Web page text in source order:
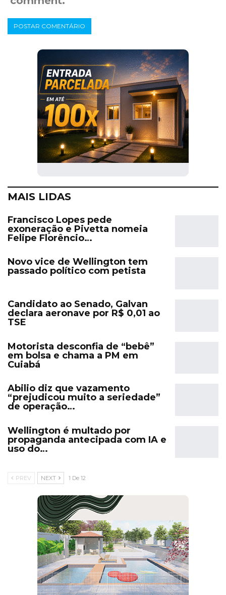
MAIS LIDAS
Francisco Lopes pede
exoneração e Pivetta nomeia
Felipe Florêncio…
Novo vice de Wellington tem
passado político com petista
Candidato ao Senado, Galvan
declara aeronave por R$ 0,01 ao
TSE
Motorista desconfia de “bebê”
em bolsa e chama a PM em
Cuiabá
Abilio diz que vazamento
“prejudicou muito a seriedade”
de operação…
Wellington é multado por
propaganda antecipada com IA e
uso do…
PREV NEXT 1 De 12